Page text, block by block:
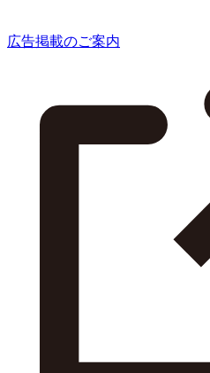
広告掲載のご案内